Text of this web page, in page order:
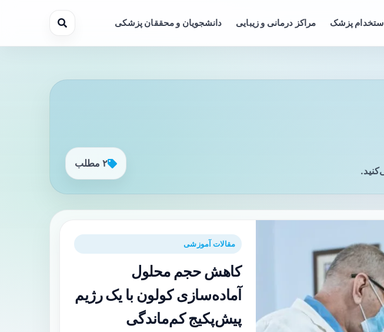
استخدام پزشک مراکز درمانی و زیبایی دانشجویان و محققان پزشکی
۲ مطلب
مقالات آموزشی
کاهش حجم محلول
آماده‌سازی کولون با یک رژیم
پیش‌پکیج کم‌ماندگی